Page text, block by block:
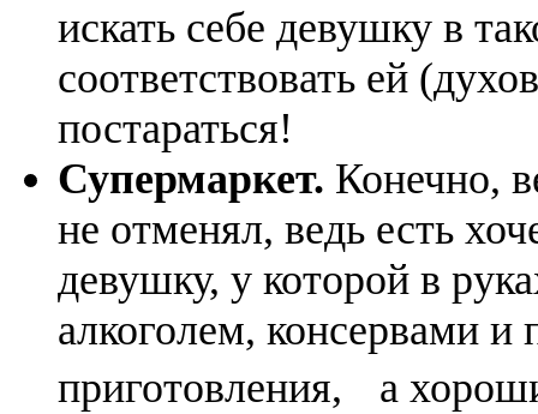
искать себе девушку в
соответствовать ей
постараться!
Супермаркет. Конечно,
не отменял, ведь есть
девушку, у которой в
алкоголем, консервами и
приготовления, а